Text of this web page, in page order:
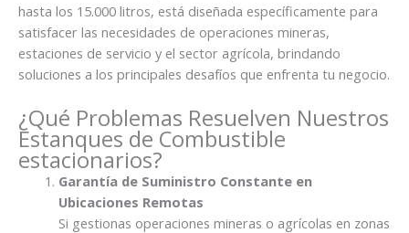
hasta los 15.000 litros, está diseñada específicamente para
satisfacer las necesidades de operaciones mineras,
estaciones de servicio y el sector agrícola, brindando
soluciones a los principales desafíos que enfrenta tu negocio.
¿Qué Problemas Resuelven Nuestros
Estanques de Combustible
estacionarios?
Garantía de Suministro Constante en
Ubicaciones Remotas
Si gestionas operaciones mineras o agrícolas en zonas